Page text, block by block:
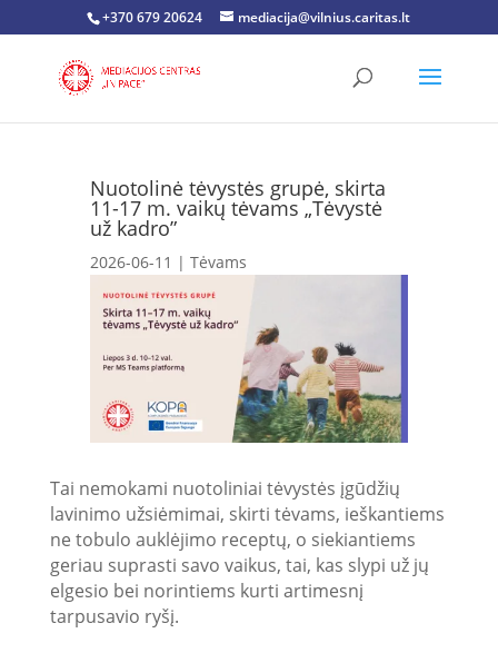
+370 679 20624 mediacija@vilnius.caritas.lt
Nuotolinė tėvystės grupė, skirta
11-17 m. vaikų tėvams „Tėvystė
už kadro”
2026-06-11 | Tėvams
Tai nemokami nuotoliniai tėvystės įgūdžių
lavinimo užsiėmimai, skirti tėvams, ieškantiems
ne tobulo auklėjimo receptų, o siekiantiems
geriau suprasti savo vaikus, tai, kas slypi už jų
elgesio bei norintiems kurti artimesnį
tarpusavio ryšį.